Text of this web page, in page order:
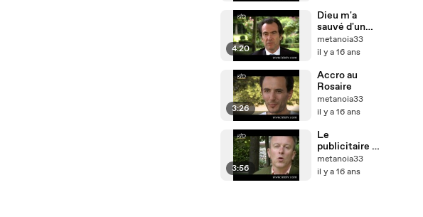
4:20
Dieu m'a
sauvé d'un
kidnapping
metanoia33
il y a 16 ans
3:26
Accro au
Rosaire
metanoia33
il y a 16 ans
3:56
Le
publicitaire et
les JMJ
metanoia33
il y a 16 ans